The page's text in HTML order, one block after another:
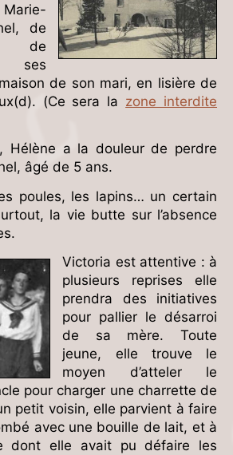
de
de
ses
de son mari, en lisière de
(Ce sera la zone interdite
Hélène a la douleur de perdre
âgé de 5 ans.
poules, les lapins… un certain
la vie butte sur l’absence
Victoria est attentive : à
plusieurs reprises elle
prendra des initiatives
pour pallier le désarroi
de sa mère. Toute
jeune, elle trouve le
moyen d’atteler le
pour charger une charrette de
petit voisin, elle parvient à faire
avec une bouille de lait, et à
dont elle avait pu défaire les